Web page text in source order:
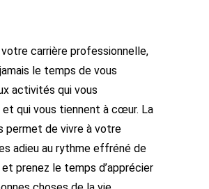
carrière professionnelle,
le temps de vous
activités qui vous
et qui vous tiennent à cœur. La
permet de vivre à votre
adieu au rythme effréné de
prenez le temps d’apprécier